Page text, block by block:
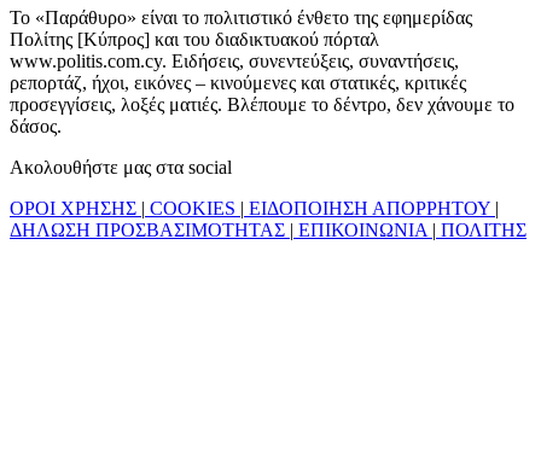
Το «Παράθυρο» είναι το πολιτιστικό ένθετο της εφημερίδας
Πολίτης [Κύπρος] και του διαδικτυακού πόρταλ
www.politis.com.cy. Ειδήσεις, συνεντεύξεις, συναντήσεις,
ρεπορτάζ, ήχοι, εικόνες – κινούμενες και στατικές, κριτικές
προσεγγίσεις, λοξές ματιές. Βλέπουμε το δέντρο, δεν χάνουμε το
δάσος.
Ακολουθήστε μας στα social
ΟΡΟΙ ΧΡΗΣΗΣ | COOKIES | ΕΙΔΟΠΟΙΗΣΗ ΑΠΟΡΡΗΤΟΥ |
ΔΗΛΩΣΗ ΠΡΟΣΒΑΣΙΜΟΤΗΤΑΣ | ΕΠΙΚΟΙΝΩΝΙΑ | ΠΟΛΙΤΗΣ